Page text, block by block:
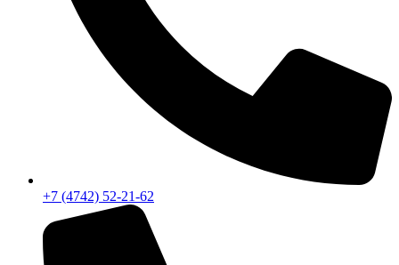
+7 (4742) 52-21-62